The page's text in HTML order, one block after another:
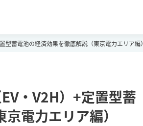
蓄電池の経済効果を徹底解説（東京電力エリア編）
・V2H）+定置型蓄
電力エリア編）